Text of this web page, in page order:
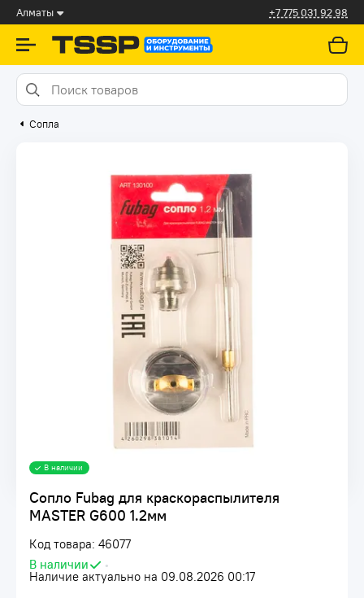
Алматы +7 775 031 92 98
Сопла
Сопло Fubag для краскораспылителя
MASTER G600 1.2мм
Код товара: 46077
В наличии
•
Наличие актуально на 09.08.2026 00:17
В наличии